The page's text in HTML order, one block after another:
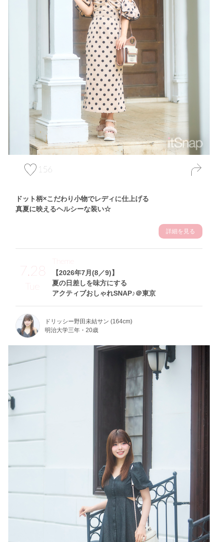
156
ドット柄×こだわり小物でレディに仕上げる
真夏に映えるヘルシーな装い☆
詳細を見る
7.28
Tue
【2026年7月(8／9)】
夏の日差しを味方にする
アクティブおしゃれSNAP♪＠東京
Theme
ドリッシー野田未結サン (164cm)
明治大学三年・20歳